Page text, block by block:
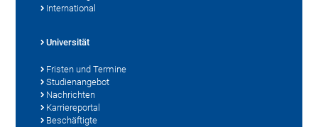
International
Universität
Fristen und Termine
Studienangebot
Nachrichten
Karriereportal
Beschäftigte